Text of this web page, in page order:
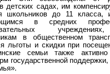
детских садах, им
школьников до 11 класса,
в средних
в общественном
льготы и скидки при
семьи также активно
государственной